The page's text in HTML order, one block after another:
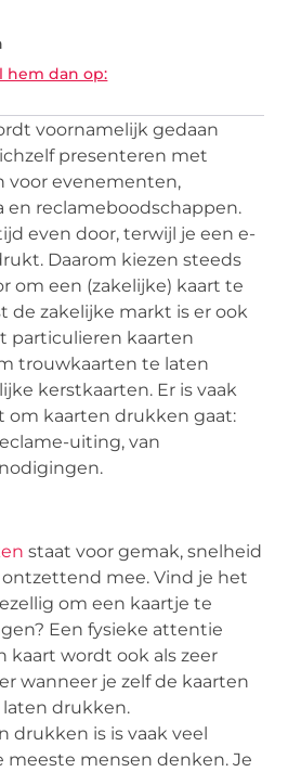
hem dan op:
voornamelijk gedaan
presenteren met
voor evenementen,
en reclameboodschappen.
even door, terwijl je een e-
Daarom kiezen steeds
om een (zakelijke) kaart te
de zakelijke markt is er ook
particulieren kaarten
trouwkaarten te laten
kerstkaarten. Er is vaak
om kaarten drukken gaat:
uiting, van
staat voor gemak, snelheid
mee. Vind je het
om een kaartje te
Een fysieke attentie
kaart wordt ook als zeer
wanneer je zelf de kaarten
drukken.
drukken is is vaak veel
meeste mensen denken. Je